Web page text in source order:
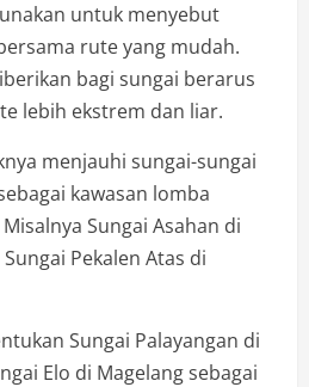
untuk menyebut
rute yang mudah.
bagi sungai berarus
lebih ekstrem dan liar.
menjauhi sungai-sungai
kawasan lomba
Sungai Asahan di
Pekalen Atas di
Sungai Palayangan di
Elo di Magelang sebagai